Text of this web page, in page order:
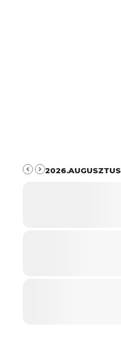
2026.AUGUSZTUS